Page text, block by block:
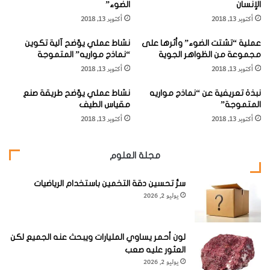
كما
قام
(بنجا
مين
فرانكل
ين) ( 1706 – 1790 ) بتجربة شهيرة في عام 1752 تتعلق بإطلاق
طائرة ورقية أثناء طقس عاصف، لكن القليل من المتابعين عرفوا
التي تولّدها الغيوم في "وعاء لايدن" .
وعندما مرت غيمة عاصفة فوق طائرة (فرانكلين) الورقية، تسربت
الشحنات السالبة في تلك الغيمة إلى الطائرة عبر خيوط الطائرة إلى
مفتاح ومن ثم إلى "وعاء لايدن" الموصول بالمفتاح بواسطة سلك
معدني رفيع.
ه
ر
ا
ئ
ي
ل
ل
ك
ع
ن
ش
ح
ت
ق
ة
ن
ع
"
ع
ا
ء
ي
د
ل
ك
الإنسان
أكتوبر 13, 2018
الضوء”
أكتوبر 13, 2018
عملية “تشتت الضوء” وأثرها على
مجموعة من الظواهر الجوية
أكتوبر 13, 2018
نشاط عملي يوّضح آلية تكوين
“نماذج مواريه” المتموجة
أكتوبر 13, 2018
نبذة تعريفية عن “نماذج مواريه
المتموجة”
أكتوبر 13, 2018
نشاط عملي يوّضح طريقة صنع
مقياس الطيف
أكتوبر 13, 2018
مجلة العلوم
سرُّ تحسين دقة التخمين باستخدام الرياضيات
يوليو 2, 2026
لون أحمر يساوي المليارات ويبحث عنه الجميع لكن
العثور عليه صعب
يوليو 2, 2026